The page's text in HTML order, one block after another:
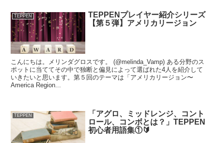
TEPPEN
TEPPENプレイヤー紹介シリーズ
【第５弾】アメリカリージョン
こんにちは。メリンダグロスです。 (@melinda_Vamp) ある分野のス
ポットに当ててその中で独断と偏見によって選ばれた4人を紹介して
いきたいと思います。第５回のテーマは「アメリカリージョン〜
America Region...
TEPPEN
「アグロ、ミッドレンジ、コント
ロール、コンボとは？」TEPPEN
初心者用語集①🔰